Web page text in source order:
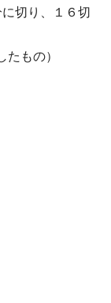
切り、１６切
もの）